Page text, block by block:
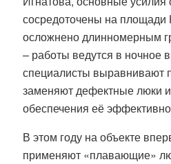
сосредоточены на площади
осложнено длинномерным
– работы ведутся в ночное
специалисты выравнивают
заменяют дефектные люки и
обеспечения её
В этом году на объекте
применяют «плавающие»